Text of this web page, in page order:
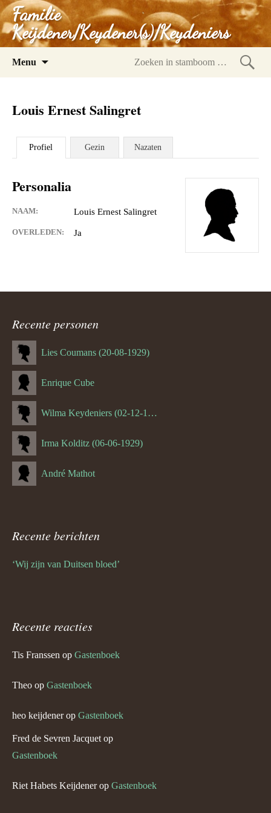
Familie
Keijdener/Keydener(s)/Keydeniers
Menu
Louis Ernest Salingret
Profiel Gezin Nazaten
Personalia
NAAM: Louis Ernest Salingret
OVERLEDEN: Ja
Recente personen
Lies Coumans (20-08-1929)
Enrique Cube
Wilma Keydeniers (02-12-1953)
Irma Kolditz (06-06-1929)
André Mathot
Recente berichten
‘Wij zijn van Duitsen bloed’
Recente reacties
Tis Franssen op Gastenboek
Theo op Gastenboek
heo keijdenerop Gastenboek
Fred de Sevren Jacquet op
Gastenboek
Riet Habets Keijdenerop Gastenboek